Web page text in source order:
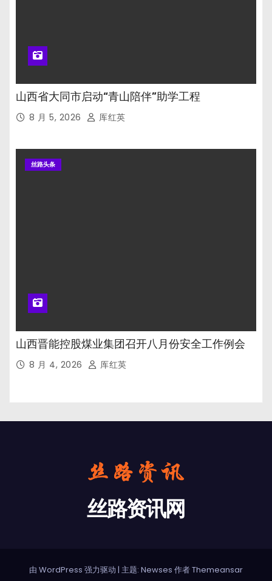
山西省大同市启动“青山陪伴”助学工程
8 月 5, 2026 厍红英
丝路头条
山西晋能控股煤业集团召开八月份安全工作例会
8 月 4, 2026 厍红英
丝路资讯网
由 WordPress 强力驱动 | 主题: Newses 作者Themeansar